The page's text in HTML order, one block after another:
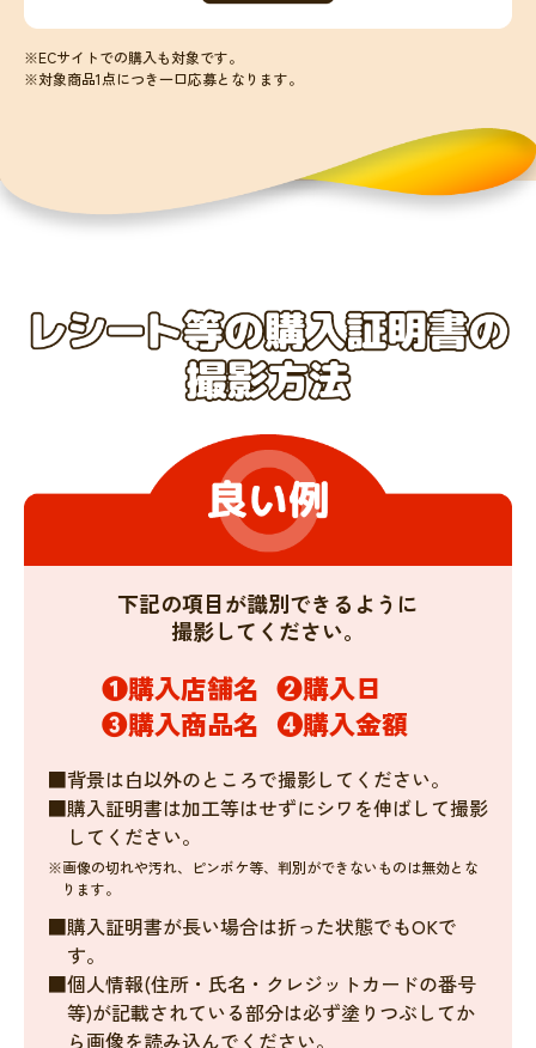
※ECサイトでの購入も対象です。
※対象商品1点につき一口応募となります。
下記の項目が識別できるように
撮影してください。
❶購入店舗名 ❷購入日
❸購入商品名 ❹購入金額
■背景は白以外のところで撮影してください。
■購入証明書は加工等はせずにシワを伸ばして撮影
してください。
※画像の切れや汚れ、ピンボケ等、判別ができないものは無効とな
ります。
■購入証明書が長い場合は折った状態でもOKで
す。
■個人情報(住所・氏名・クレジットカードの番号
等)が記載されている部分は必ず塗りつぶしてか
ら画像を読み込んでください。